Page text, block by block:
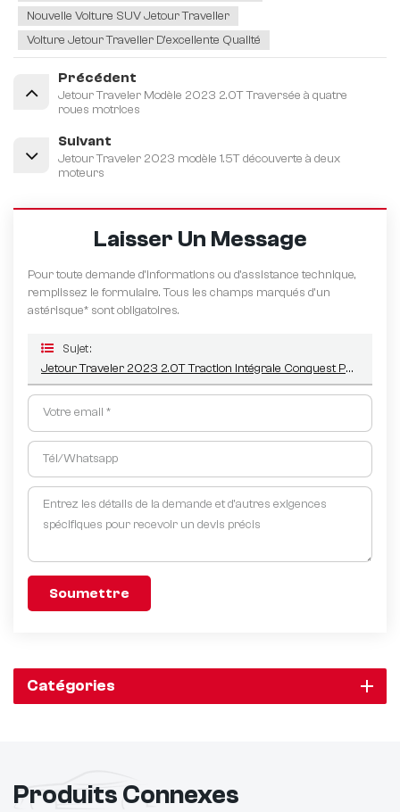
Nouvelle Voiture SUV Jetour Traveller
Voiture Jetour Traveller D’excellente Qualité
Précédent
Jetour Traveler Modèle 2023 2.0T Traversée à quatre
roues motrices
Suivant
Jetour Traveler 2023 modèle 1.5T découverte à deux
moteurs
Laisser Un Message
Pour toute demande d’informations ou d’assistance technique,
remplissez le formulaire. Tous les champs marqués d'un
astérisque* sont obligatoires.
Sujet :
Jetour Traveler 2023 2.0T Traction Intégrale Conquest PRO
Soumettre
Catégories
Produits Connexes